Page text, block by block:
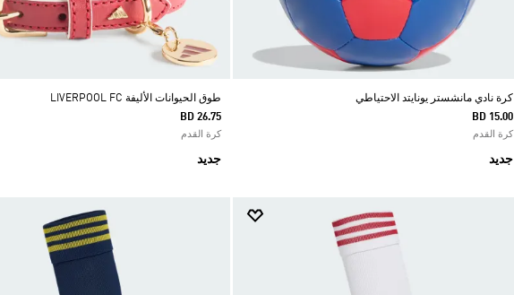
كرة نادي مانشستر يونايتد الاحتياطي
BD 15.00
كرة القدم
جديد
طوق الحيوانات الأليفة LIVERPOOL FC
BD 26.75
كرة القدم
جديد